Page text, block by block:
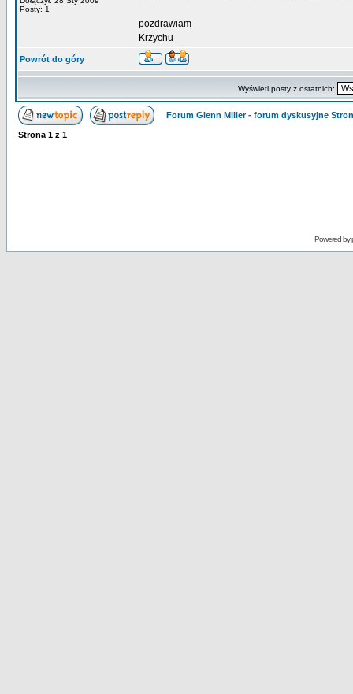
Posty: 1
pozdrawiam
Krzychu
Powrót do góry
Wyświetl posty z ostatnich:
Forum Glenn Miller - forum dyskusyjne
Strona 1 z 1
Powered by